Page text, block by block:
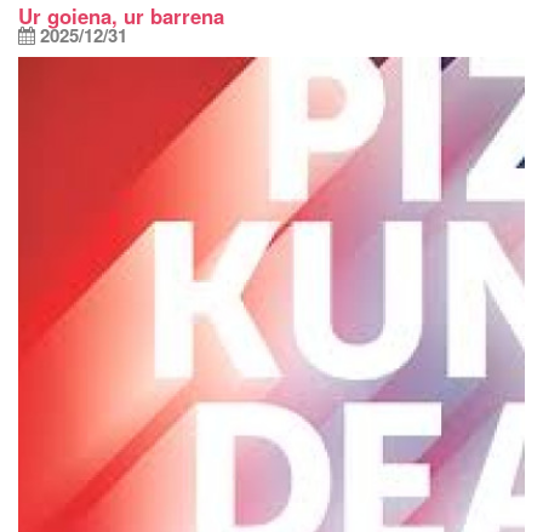
Ur goiena, ur barrena
2025/12/31